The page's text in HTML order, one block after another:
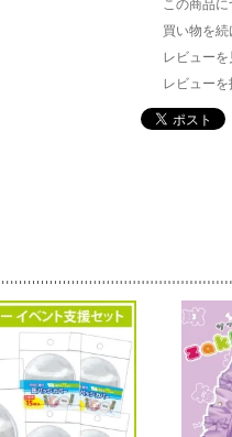
この商品
買い物を続
レビュー
レビューを